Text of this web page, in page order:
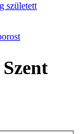
született